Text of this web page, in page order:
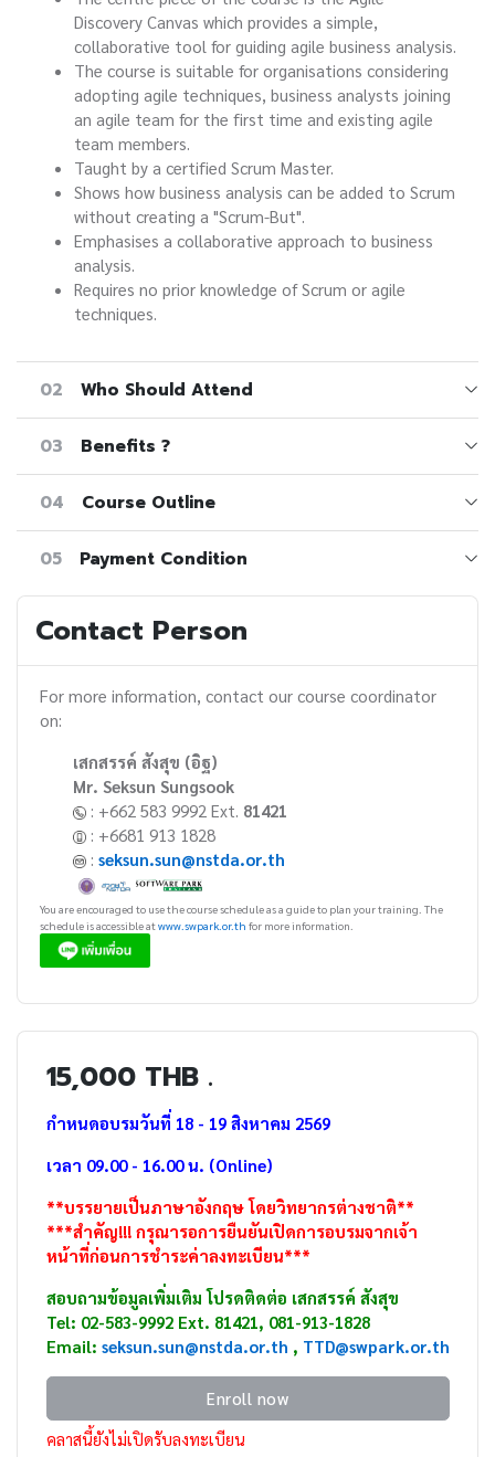
Discovery Canvas which provides a simple,
collaborative tool for guiding agile business analysis.
The course is suitable for organisations considering
adopting agile techniques, business analysts joining
an agile team for the first time and existing agile
team members.
Taught by a certified Scrum Master.
Shows how business analysis can be added to Scrum
without creating a "Scrum-But".
Emphasises a collaborative approach to business
analysis.
Requires no prior knowledge of Scrum or agile
techniques.
02 Who Should Attend
03 Benefits ?
04 Course Outline
05 Payment Condition
Contact Person
For more information, contact our course coordinator
on:
เสกสรรค์ สังสุข (อิฐ)
Mr. Seksun Sungsook
: +662 583 9992 Ext. 81421
: +6681 913 1828
: seksun.sun@nstda.or.th
You are encouraged to use the course schedule as a guide to plan your training. The
schedule is accessible atwww.swpark.or.th for more information.
15,000 THB .
กำหนดอบรมวันที่ 18 - 19 สิงหาคม 2569
เวลา 09.00 - 16.00 น. (Online)
**บรรยายเป็นภาษาอังกฤษ โดยวิทยากรต่างชาติ**
***สำคัญ!!! กรุณารอการยืนยันเปิดการอบรมจากเจ้า
หน้าที่ก่อนการชำระค่าลงทะเบียน***
สอบถามข้อมูลเพิ่มเติม โปรดติดต่อ เสกสรรค์ สังสุข
Tel: 02-583-9992 Ext. 81421, 081-913-1828
Email: seksun.sun@nstda.or.th , TTD@swpark.or.th
Enroll now
คลาสนี้ยังไม่เปิดรับลงทะเบียน